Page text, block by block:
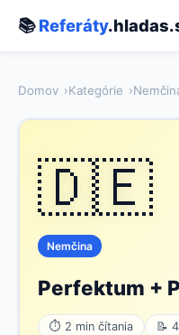
📚Referáty
Domov Kategórie
🇩🇪
Nemčina
Perfektum +
⏱ 2 min čítania 📝